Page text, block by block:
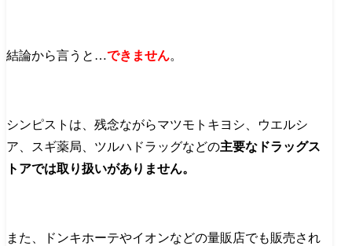
結論から言うと…できません。
シンピストは、残念ながらマツモトキヨシ、ウエルシ
ア、スギ薬局、ツルハドラッグなどの主要なドラッグス
トアでは取り扱いがありません。
また、ドンキホーテやイオンなどの量販店でも販売され